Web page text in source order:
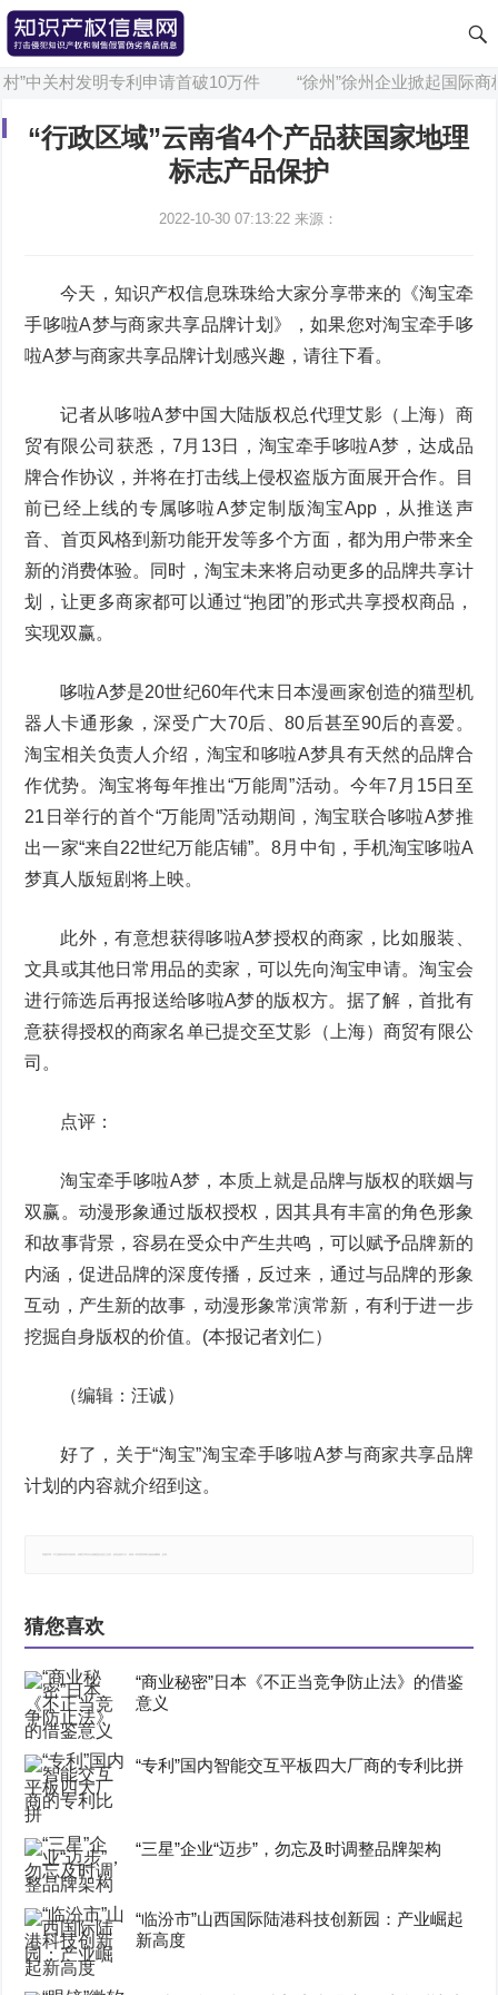
中关村发明专利申请首破10万件 “徐州”徐州企业掀起国际商标
“行政区域”云南省4个产品获国家地理
标志产品保护
2022-10-30 07:13:22 来源：
今天，知识产权信息珠珠给大家分享带来的《淘宝牵
手哆啦A梦与商家共享品牌计划》，如果您对淘宝牵手哆
啦A梦与商家共享品牌计划感兴趣，请往下看。
记者从哆啦A梦中国大陆版权总代理艾影（上海）商
贸有限公司获悉，7月13日，淘宝牵手哆啦A梦，达成品
牌合作协议，并将在打击线上侵权盗版方面展开合作。目
前已经上线的专属哆啦A梦定制版淘宝App，从推送声
音、首页风格到新功能开发等多个方面，都为用户带来全
新的消费体验。同时，淘宝未来将启动更多的品牌共享计
划，让更多商家都可以通过“抱团”的形式共享授权商品，
实现双赢。
哆啦A梦是20世纪60年代末日本漫画家创造的猫型机
器人卡通形象，深受广大70后、80后甚至90后的喜爱。
淘宝相关负责人介绍，淘宝和哆啦A梦具有天然的品牌合
作优势。淘宝将每年推出“万能周”活动。今年7月15日至
21日举行的首个“万能周”活动期间，淘宝联合哆啦A梦推
出一家“来自22世纪万能店铺”。8月中旬，手机淘宝哆啦A
梦真人版短剧将上映。
此外，有意想获得哆啦A梦授权的商家，比如服装、
文具或其他日常用品的卖家，可以先向淘宝申请。淘宝会
进行筛选后再报送给哆啦A梦的版权方。据了解，首批有
意获得授权的商家名单已提交至艾影（上海）商贸有限公
司。
点评：
淘宝牵手哆啦A梦，本质上就是品牌与版权的联姻与
双赢。动漫形象通过版权授权，因其具有丰富的角色形象
和故事背景，容易在受众中产生共鸣，可以赋予品牌新的
内涵，促进品牌的深度传播，反过来，通过与品牌的形象
互动，产生新的故事，动漫形象常演常新，有利于进一步
挖掘自身版权的价值。(本报记者刘仁）
（编辑：汪诚）
好了，关于“淘宝”淘宝牵手哆啦A梦与商家共享品牌
计划的内容就介绍到这。
猜您喜欢
“商业秘密”日本《不正当竞争防止法》的借鉴
意义
“专利”国内智能交互平板四大厂商的专利比拼
“三星”企业“迈步”，勿忘及时调整品牌架构
“临汾市”山西国际陆港科技创新园：产业崛起
新高度